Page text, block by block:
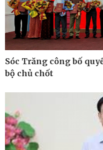
Sóc Trăng công bố
bộ chủ chốt